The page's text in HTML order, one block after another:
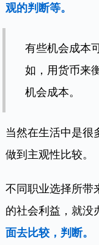
观的判断等。
有些机会成本
如，用货币来
机会成本。
当然在生活中是很
做到主观性比较。
不同职业选择所带
的社会利益，就没
面去比较，判断。